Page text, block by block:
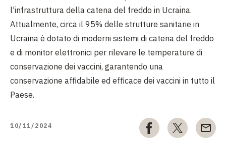
l'infrastruttura della catena del freddo in Ucraina.
Attualmente, circa il 95% delle strutture sanitarie in
Ucraina è dotato di moderni sistemi di catena del freddo
e di monitor elettronici per rilevare le temperature di
conservazione dei vaccini, garantendo una
conservazione affidabile ed efficace dei vaccini in tutto il
Paese.
10/11/2024